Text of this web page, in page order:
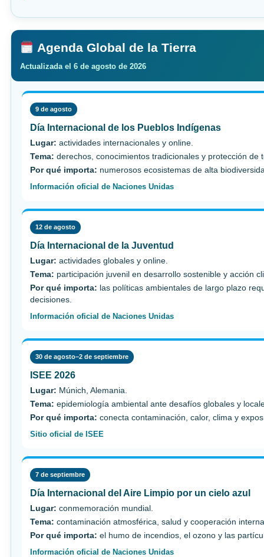
Agenda Global de la Tierra
Actualizada el 6 de agosto de 2026
9 de agosto
Día Internacional de los Pueblos Indígenas
Lugar: actividades internacionales y online.
Tema: derechos, conocimientos tradicionales y protección de
Por qué importa: numerosos ecosistemas de alta
Información oficial de Naciones Unidas
12 de agosto
Día Internacional de la Juventud
Lugar: actividades globales y online.
Tema: participación juvenil en desarrollo sostenible y acción
Por qué importa: las políticas ambientales de largo plazo
decisiones.
Información oficial de Naciones Unidas
30 de agosto–2 de septiembre
ISEE 2026
Lugar: Múnich, Alemania.
Tema: epidemiología ambiental ante desafíos globales y
Por qué importa: conecta contaminación, calor, clima y
Sitio oficial de ISEE
7 de septiembre
Día Internacional del Aire Limpio por un cielo azul
Lugar: conmemoración mundial.
Tema: contaminación atmosférica, salud y cooperación
Por qué importa: el humo de incendios, el ozono y las
Información oficial de Naciones Unidas